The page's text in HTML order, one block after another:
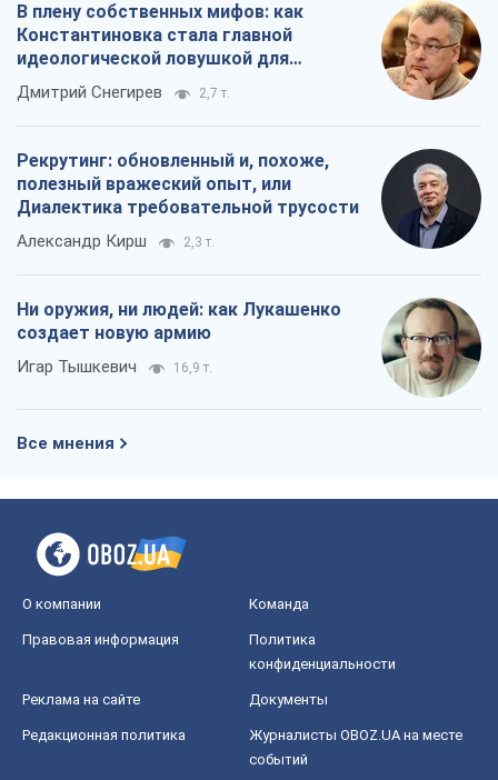
В плену собственных мифов: как
Константиновка стала главной
идеологической ловушкой для
российских оккупантов
Дмитрий Снегирев 2,7 т.
Рекрутинг: обновленный и, похоже,
полезный вражеский опыт, или
Диалектика требовательной трусости
Александр Кирш 2,3 т.
Ни оружия, ни людей: как Лукашенко
создает новую армию
Игар Тышкевич 16,9 т.
Все мнения
О компании Команда
Правовая информация
Политика
конфиденциальности
Реклама на сайте Документы
Редакционная политика
Журналисты OBOZ.UA на месте
событий